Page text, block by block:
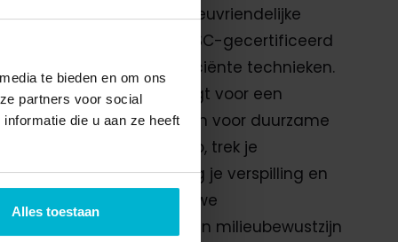
te bieden en om ons
partners voor social
die u aan ze heeft
Alles toestaan
combineert milieuvriendelijke
recyclebare folies, FSC-gecertificeerd
karton met efficiënte technieken.
jouw producten en zorgt voor een
uitstraling. Door te kiezen voor duurzame
versterk je je merkimago, trek je
klanten aan en verlaag je verspilling en
Bij Packstore bieden we
die kwaliteit en milieubewustzijn